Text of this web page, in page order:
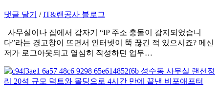
댓글 달기 /IT&랜공사 블로그
사무실이나 집에서 갑자기 “IP 주소 충돌이 감지되었습니
다”라는 경고창이 뜨면서 인터넷이 뚝 끊긴 적 있으시죠? 메신
저가 로그아웃되고 열심히 작성하던 업무…